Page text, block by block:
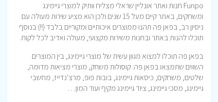
Funpo חנות ואתר אונליין שראלי מצליח וותיק למוצרי גיימינג
ומשחקים, באתר קיים מעל 15 שנים ולכן הוא מציע שירות מעולה עם
ניסיון רב, בפאן פה תהנו ממוצרים איכותיים ומקוריים בלבד (!!) בנוסף
תוכלו להנות באתר ובחנות משירות מקצועי, מעולה ואדיב לכל לקוח.
בפאן פה תוכלו למצוא מגוון עשית של מוצרי גיימינג, בין המוצרים
השווים שתמצאו בפאן פה: קוסולות משחק, מוצרי מציאות מדומה,
שלטים, משחקים, כיסאות גיימינג, בובות פופ, מרצ’נדייז, מחשבי
גיימינג, מסכי גיימינג, ציוד גיימינג מקיף ועוד המון…